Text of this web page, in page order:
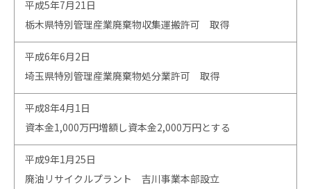
平成5年7月21日
栃木県特別管理産業廃棄物収集運搬許可 取得
平成6年6月2日
埼玉県特別管理産業廃棄物処分業許可 取得
平成8年4月1日
資本金1,000万円増額し資本金2,000万円とする
平成9年1月25日
廃油リサイクルプラント 吉川事業本部設立